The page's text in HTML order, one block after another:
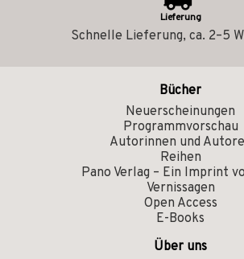
Lieferung
Schnelle Lieferung, ca. 2–5
Bücher
Neuerscheinungen
Programmvorschau
Autorinnen und
Reihen
Pano Verlag – Ein Imprint
Vernissagen
Open Access
E-Books
Über uns